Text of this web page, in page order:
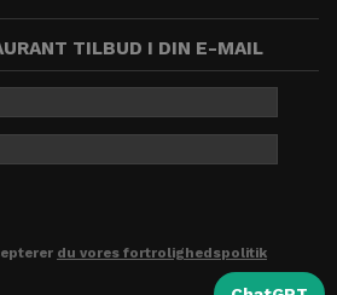
TILBUD I DIN E-MAIL
du vores fortrolighedspolitik